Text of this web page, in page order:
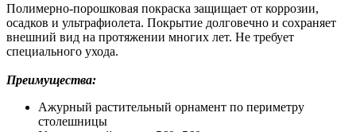
Полимерно-порошковая покраска защищает от коррозии,
осадков и ультрафиолета. Покрытие долговечно и сохраняет
внешний вид на протяжении многих лет. Не требует
специального ухода.
Преимущества:
Ажурный растительный орнамент по периметру
столешницы